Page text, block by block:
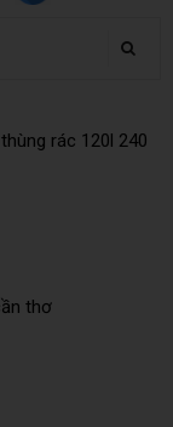
rác 120l 240
thơ